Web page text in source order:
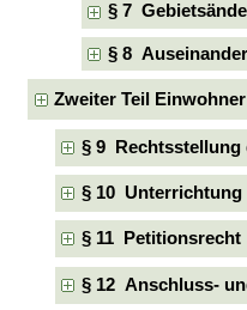
§ 7
§ 8
Zweiter Teil
§ 9 Rechtsstellung
§ 10 Unterrichtung
§ 11 Petitionsrecht
§ 12 Anschluss-